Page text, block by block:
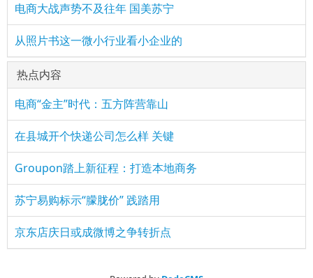
电商大战声势不及往年 国美苏宁
从照片书这一微小行业看小企业的
热点内容
电商“金主”时代：五方阵营靠山
在县城开个快递公司怎么样 关键
Groupon踏上新征程：打造本地商务
苏宁易购标示“朦胧价” 践踏用
京东店庆日或成微博之争转折点